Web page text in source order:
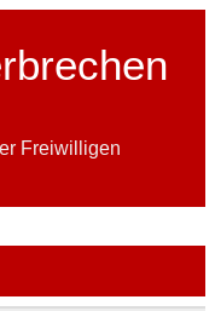
Freiwilligen